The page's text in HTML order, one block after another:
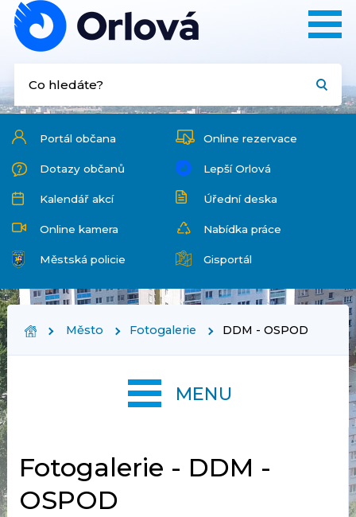
Portál občana Online rezervace
Dotazy občanů Lepší Orlová
Kalendář akcí Úřední deska
Online kamera Nabídka práce
Městská policie Gisportál
Město Fotogalerie DDM - OSPOD
Fotogalerie - DDM -
OSPOD
MENU